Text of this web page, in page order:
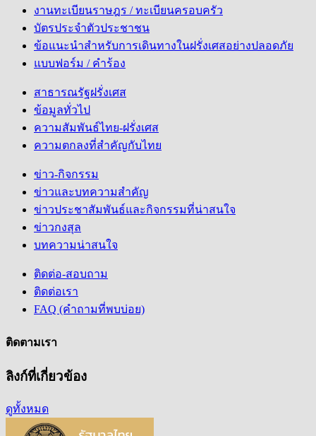
งานทะเบียนราษฎร / ทะเบียนครอบครัว
บัตรประจำตัวประชาชน
ข้อแนะนำสำหรับการเดินทางในฝรั่งเศสอย่างปลอดภัย
แบบฟอร์ม / คำร้อง
สาธารณรัฐฝรั่งเศส
ข้อมูลทั่วไป
ความสัมพันธ์ไทย-ฝรั่งเศส
ความตกลงที่สำคัญกับไทย
ข่าว-กิจกรรม
ข่าวและบทความสำคัญ
ข่าวประชาสัมพันธ์และกิจกรรมที่น่าสนใจ
ข่าวกงสุล
บทความน่าสนใจ
ติดต่อ-สอบถาม
ติดต่อเรา
FAQ (คำถามที่พบบ่อย)
ติดตามเรา
ลิงก์ที่เกี่ยวข้อง
ดูทั้งหมด